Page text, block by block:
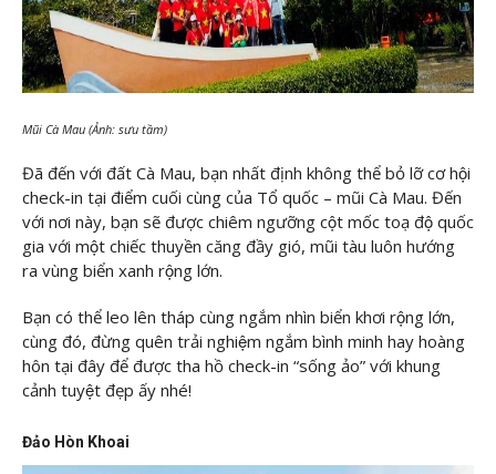
Mũi Cà Mau (Ảnh: sưu tầm)
Đã đến với đất Cà Mau, bạn nhất định không thể bỏ lỡ cơ hội
check-in tại điểm cuối cùng của Tổ quốc – mũi Cà Mau. Đến
với nơi này, bạn sẽ được chiêm ngưỡng cột mốc toạ độ quốc
gia với một chiếc thuyền căng đầy gió, mũi tàu luôn hướng
ra vùng biển xanh rộng lớn.
Bạn có thể leo lên tháp cùng ngắm nhìn biển khơi rộng lớn,
cùng đó, đừng quên trải nghiệm ngắm bình minh hay hoàng
hôn tại đây để được tha hồ check-in “sống ảo” với khung
cảnh tuyệt đẹp ấy nhé!
Đảo Hòn Khoai